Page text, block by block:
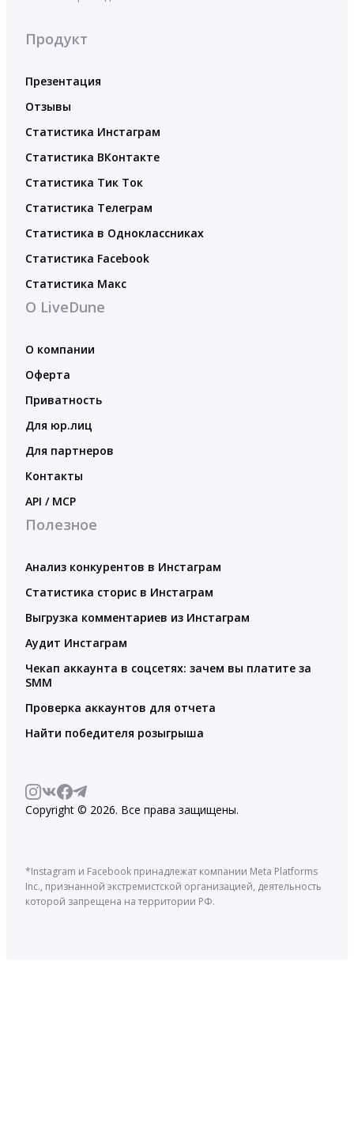
Продукт
Презентация
Отзывы
Статистика Инстаграм
Статистика ВКонтакте
Статистика Тик Ток
Статистика Телеграм
Статистика в Одноклассниках
Статистика Facebook
Статистика Макс
О LiveDune
О компании
Оферта
Приватность
Для юр.лиц
Для партнеров
Контакты
API / MCP
Полезное
Анализ конкурентов в Инстаграм
Статистика сторис в Инстаграм
Выгрузка комментариев из Инстаграм
Аудит Инстаграм
Чекап аккаунта в соцсетях: зачем вы платите за
SMM
Проверка аккаунтов для отчета
Найти победителя розыгрыша
Copyright © 2026. Все права защищены.
*Instagram и Facebook принадлежат компании Meta Platforms
Inc., признанной экстремистской организацией, деятельность
которой запрещена на территории РФ.